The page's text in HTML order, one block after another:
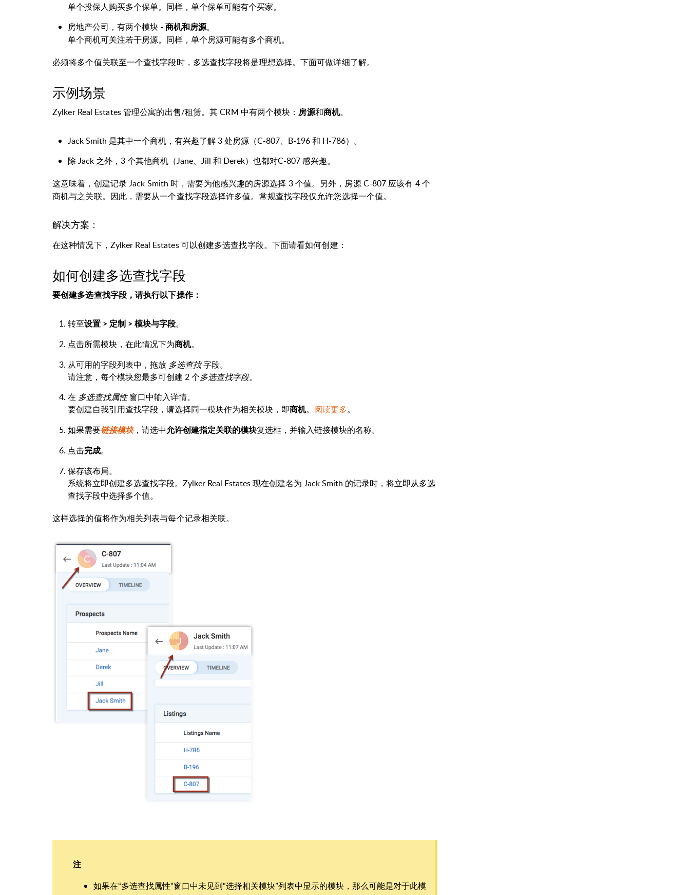
单个投保人购买多个保单。同样，单个保单可能有个买家。
房地产公司，有两个模块 - 商机和房源。
单个商机可关注若干房源。同样，单个房源可能有多个商机。
必须将多个值关联至一个查找字段时，多选查找字段将是理想选择。下面可做详细了解。
示例场景
Zylker Real Estates 管理公寓的出售/租赁。其 CRM 中有两个模块： 房源和商机。
Jack Smith 是其中一个商机，有兴趣了解 3 处房源（C-807、B-196 和 H-786）。
除 Jack 之外，3 个其他商机（Jane、Jill 和 Derek）也都对C-807 感兴趣。
这意味着，创建记录 Jack Smith 时，需要为他感兴趣的房源选择 3 个值。另外，房源 C-807 应该有 4 个
商机与之关联。因此，需要从一个查找字段选择许多值。常规查找字段仅允许您选择一个值。
解决方案：
在这种情况下，Zylker Real Estates 可以创建多选查找字段。下面请看如何创建：
如何创建多选查找字段
要创建多选查找字段，请执行以下操作：
转至设置 > 定制 > 模块与字段。
点击所需模块，在此情况下为商机。
从可用的字段列表中，拖放 多选查找字段。
请注意，每个模块您最多可创建 2 个多选查找字段。
在 多选查找属性窗口中输入详情。
要创建自我引用查找字段，请选择同一模块作为相关模块，即商机。 阅读更多。
如果需要链接模块，请选中 允许创建指定关联的模块复选框，并输入链接模块的名称。
点击完成。
保存该布局。
系统将立即创建多选查找字段。Zylker Real Estates 现在创建名为 Jack Smith 的记录时，将立即从多选
查找字段中选择多个值。
这样选择的值将作为相关列表与每个记录相关联。
注
如果在“多选查找属性”窗口中未见到“选择相关模块”列表中显示的模块，那么可能是对于此模